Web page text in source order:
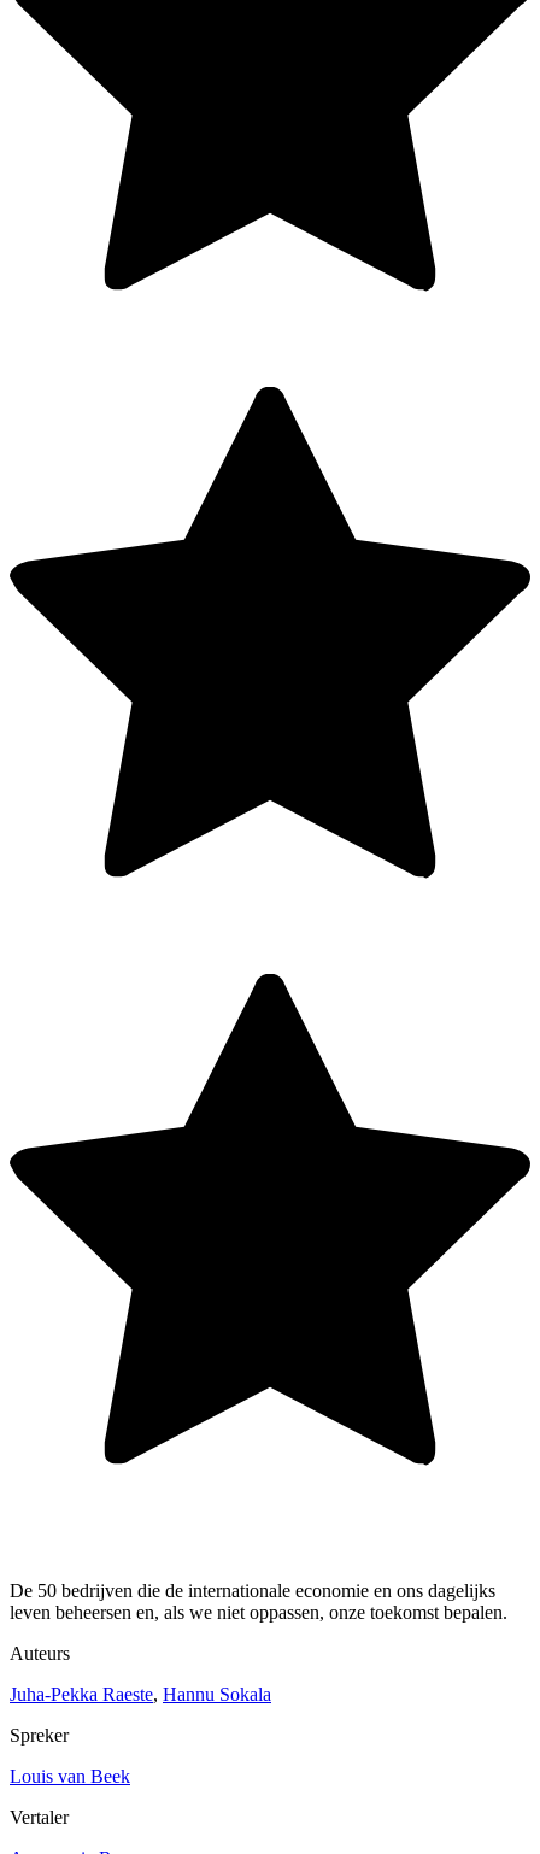
De 50 bedrijven die de internationale economie en ons dagelijks
leven beheersen en, als we niet oppassen, onze toekomst bepalen.
Auteurs
Juha-Pekka Raeste, Hannu Sokala
Spreker
Louis van Beek
Vertaler